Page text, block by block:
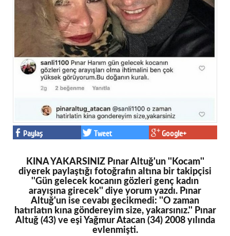
Paylaş Tweet Google+
KINA YAKARSINIZ Pınar Altuğ'un ''Kocam''
diyerek paylaştığı fotoğrafın altına bir takipçisi
''Gün gelecek kocanın gözleri genç kadın
arayışına girecek'' diye yorum yazdı. Pınar
Altuğ'un ise cevabı gecikmedi: ''O zaman
hatırlatın kına göndereyim size, yakarsınız.'' Pınar
Altuğ (43) ve eşi Yağmur Atacan (34) 2008 yılında
evlenmişti.